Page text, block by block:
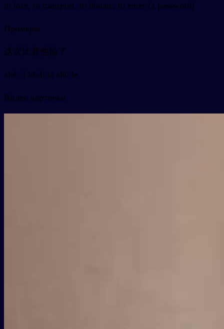
to lose, to transport, to donate, to enter (a password)
Примеры
这次比赛他输了
zhè cì bǐsài tā shū le
Видео карточки